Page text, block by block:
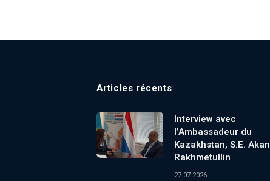
Articles récents
Interview avec
l’Ambassadeur du
Kazakhstan, S.E. Akan
Rakhmetullin
27.07.2026